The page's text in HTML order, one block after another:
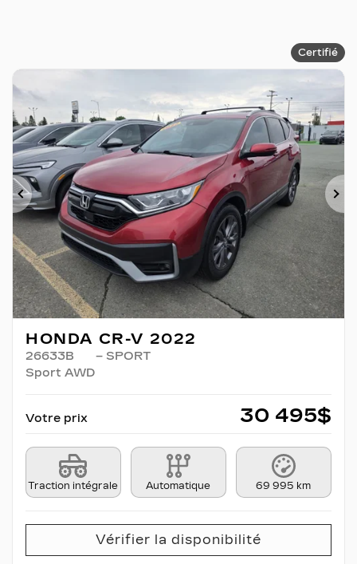
Certifié
Précédent
HONDA CR-V 2022
26633B
– SPORT
Sport AWD
Votre prix 30 495$
Traction intégrale Automatique 69 995 km
Vérifier la disponibilité